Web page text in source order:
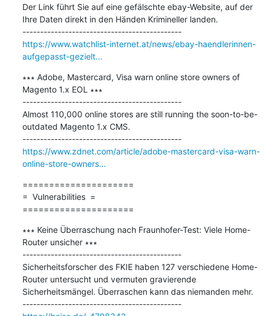
Der Link führt Sie auf eine gefälschte ebay-Website, auf der
Ihre Daten direkt in den Händen Krimineller landen.
---------------------------------------------
https://www.watchlist-internet.at/news/ebay-haendlerinnen-
aufgepasst-gezielt...
∗∗∗ Adobe, Mastercard, Visa warn online store owners of
Magento 1.x EOL ∗∗∗
---------------------------------------------
Almost 110,000 online stores are still running the soon-to-be-
outdated Magento 1.x CMS.
---------------------------------------------
https://www.zdnet.com/article/adobe-mastercard-visa-warn-
online-store-owners...
=====================
=  Vulnerabilities  =
=====================
∗∗∗ Keine Überraschung nach Fraunhofer-Test: Viele Home-
Router unsicher ∗∗∗
---------------------------------------------
Sicherheitsforscher des FKIE haben 127 verschiedene Home-
Router untersucht und vermuten gravierende
Sicherheitsmängel. Überraschen kann das niemanden mehr.
---------------------------------------------